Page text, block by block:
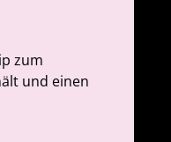
zum
und einen